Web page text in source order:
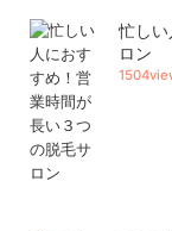
忙し
ロン